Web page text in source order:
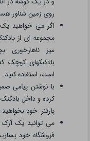
روی زمین شناور
اگر می خواهید
مجموعه ای از
میز ناهارخوری
است، استفاده کنید.
با نوشتن پیامی
کرده و داخل بادکنک
پارتنر خود بخواهید
می توانید یک آرک
فروشگاه خود